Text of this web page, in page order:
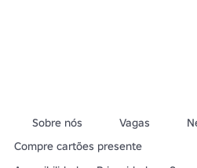
Sobre nós Vagas
Compre cartões presente